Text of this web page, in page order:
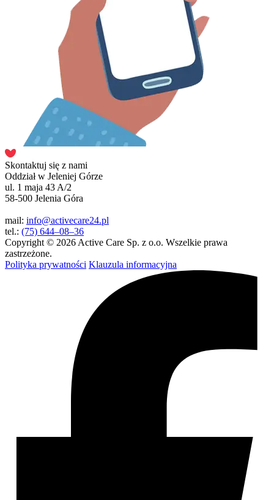
Skontaktuj się z nami
Oddział w Jeleniej Górze
ul. 1 maja 43 A/2
58-500 Jelenia Góra
mail: info@activecare24.pl
tel.: (75) 644–08–36
Copyright © 2026 Active Care Sp. z o.o. Wszelkie prawa
zastrzeżone.
Polityka prywatności Klauzula informacyjna